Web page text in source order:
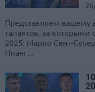
Представляем вашему
талантов, за которыми
2025: Марио Сент-
Нианг...